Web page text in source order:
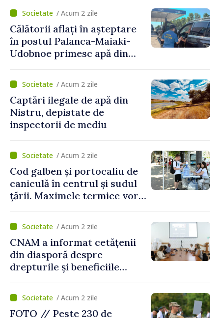
Naționale de Apărare pentru
perioada 2024–2034,
publicat în Monitorul Oficial
/ Acum 2 zile
Călătorii aflați în așteptare
în postul Palanca-Maiaki-
Udobnoe primesc apă din
și a polițiștilor de frontieră
/ Acum 2 zile
Captări ilegale de apă din
Nistru, depistate de
inspectorii de mediu
/ Acum 2 zile
Cod galben și portocaliu de
caniculă în centrul și sudul
țării. Maximele termice vor
/ Acum 2 zile
CNAM a informat cetățenii
din diasporă despre
drepturile și beneficiile
/ Acum 2 zile
FOTO // Peste 230 de